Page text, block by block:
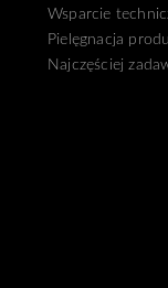
Wsparcie
Pielęgnacja
Najczęściej